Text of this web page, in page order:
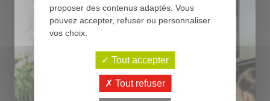
proposer des contenus adaptés. Vous
pouvez accepter, refuser ou personnaliser
vos choix.
Tout accepter
Tout refuser